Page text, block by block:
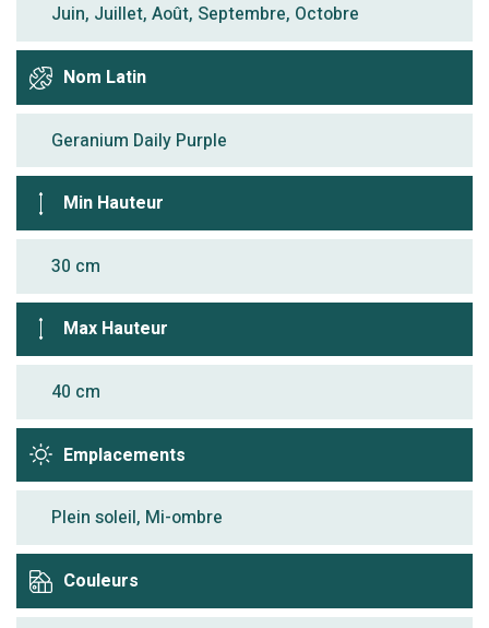
Juin, Juillet, Août, Septembre, Octobre
Nom Latin
Geranium Daily Purple
Min Hauteur
30 cm
Max Hauteur
40 cm
Emplacements
Plein soleil, Mi-ombre
Couleurs